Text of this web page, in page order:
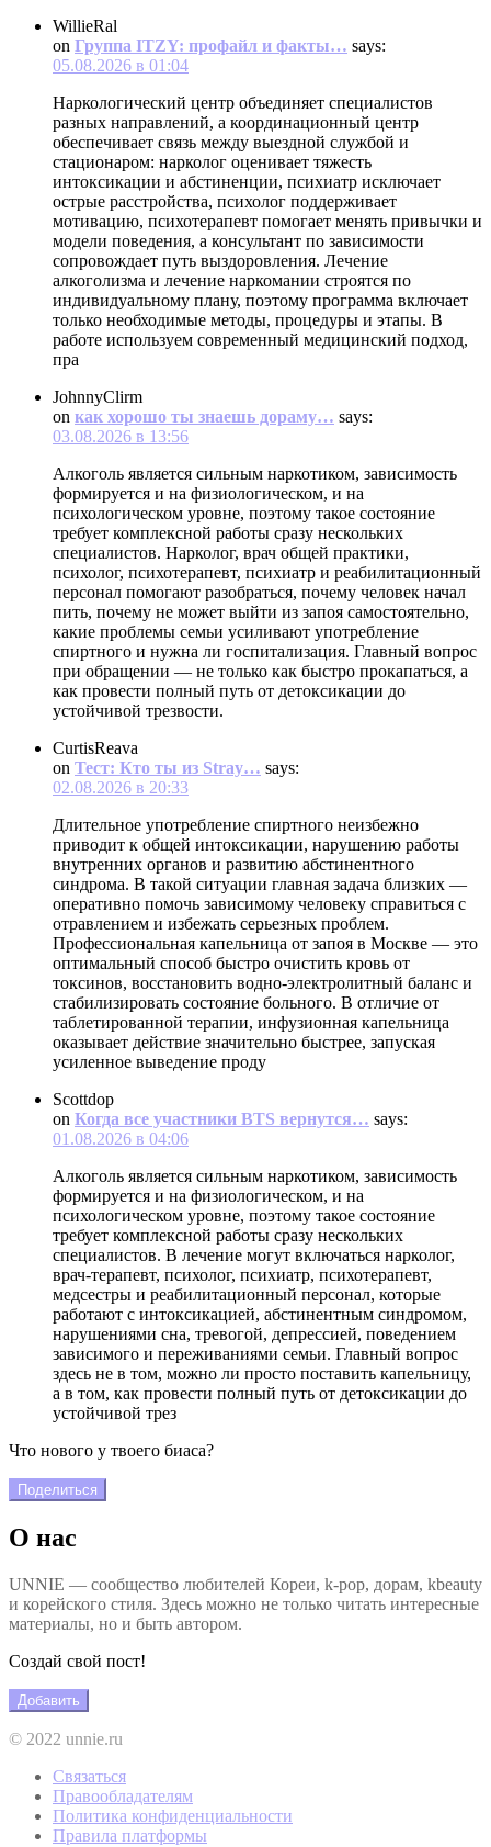
WillieRal
on Группа ITZY: профайл и факты… says:
05.08.2026 в 01:04
Наркологический центр объединяет специалистов
разных направлений, а координационный центр
обеспечивает связь между выездной службой и
стационаром: нарколог оценивает тяжесть
интоксикации и абстиненции, психиатр исключает
острые расстройства, психолог поддерживает
мотивацию, психотерапевт помогает менять привычки и
модели поведения, а консультант по зависимости
сопровождает путь выздоровления. Лечение
алкоголизма и лечение наркомании строятся по
индивидуальному плану, поэтому программа включает
только необходимые методы, процедуры и этапы. В
работе используем современный медицинский подход,
пра
JohnnyClirm
on как хорошо ты знаешь дораму… says:
03.08.2026 в 13:56
Алкоголь является сильным наркотиком, зависимость
формируется и на физиологическом, и на
психологическом уровне, поэтому такое состояние
требует комплексной работы сразу нескольких
специалистов. Нарколог, врач общей практики,
психолог, психотерапевт, психиатр и реабилитационный
персонал помогают разобраться, почему человек начал
пить, почему не может выйти из запоя самостоятельно,
какие проблемы семьи усиливают употребление
спиртного и нужна ли госпитализация. Главный вопрос
при обращении — не только как быстро прокапаться, а
как провести полный путь от детоксикации до
устойчивой трезвости.
CurtisReava
on Тест: Кто ты из Stray… says:
02.08.2026 в 20:33
Длительное употребление спиртного неизбежно
приводит к общей интоксикации, нарушению работы
внутренних органов и развитию абстинентного
синдрома. В такой ситуации главная задача близких —
оперативно помочь зависимому человеку справиться с
отравлением и избежать серьезных проблем.
Профессиональная капельница от запоя в Москве — это
оптимальный способ быстро очистить кровь от
токсинов, восстановить водно-электролитный баланс и
стабилизировать состояние больного. В отличие от
таблетированной терапии, инфузионная капельница
оказывает действие значительно быстрее, запуская
усиленное выведение проду
Scottdop
on Когда все участники BTS вернутся… says:
01.08.2026 в 04:06
Алкоголь является сильным наркотиком, зависимость
формируется и на физиологическом, и на
психологическом уровне, поэтому такое состояние
требует комплексной работы сразу нескольких
специалистов. В лечение могут включаться нарколог,
врач-терапевт, психолог, психиатр, психотерапевт,
медсестры и реабилитационный персонал, которые
работают с интоксикацией, абстинентным синдромом,
нарушениями сна, тревогой, депрессией, поведением
зависимого и переживаниями семьи. Главный вопрос
здесь не в том, можно ли просто поставить капельницу,
а в том, как провести полный путь от детоксикации до
устойчивой трез
Что нового у твоего биаса?
Поделиться
О нас
UNNIE — сообщество любителей Кореи, k-pop, дорам, kbeauty
и корейского стиля. Здесь можно не только читать интересные
материалы, но и быть автором.
Создай свой пост!
Добавить
© 2022 unnie.ru
Связаться
Правообладателям
Политика конфиденциальности
Правила платформы